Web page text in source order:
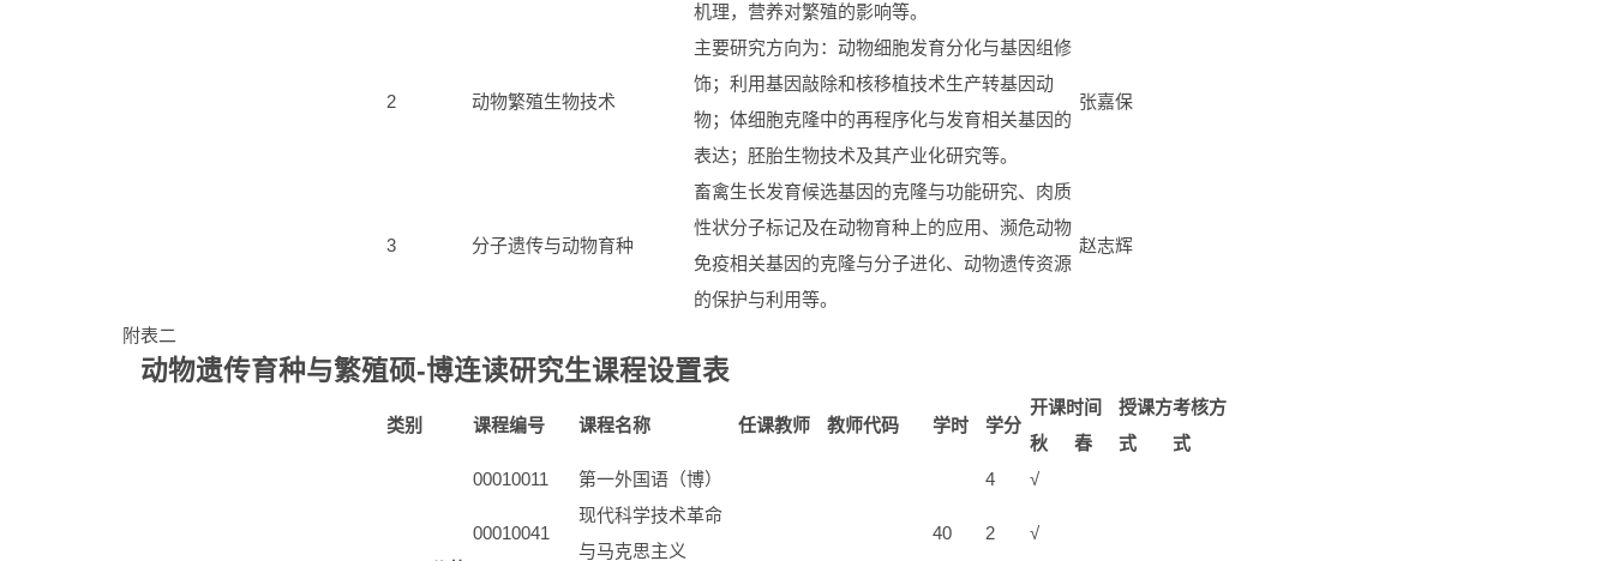
机理，营养对繁殖的影响等。
2 动物繁殖生物技术
主要研究方向为：动物细胞发育分化与基因组修
饰；利用基因敲除和核移植技术生产转基因动
物；体细胞克隆中的再程序化与发育相关基因的
表达；胚胎生物技术及其产业化研究等。
张嘉保
3 分子遗传与动物育种
畜禽生长发育候选基因的克隆与功能研究、肉质
性状分子标记及在动物育种上的应用、濒危动物
免疫相关基因的克隆与分子进化、动物遗传资源
的保护与利用等。
赵志辉
附表二
动物遗传育种与繁殖硕-博连读研究生课程设置表
类别 课程编号 课程名称 任课教师 教师代码 学时 学分
开课时间
授课方
式
考核方
式
秋 春
00010011 第一外国语（博） 4 √
00010041
现代科学技术革命
与马克思主义
40 2 √